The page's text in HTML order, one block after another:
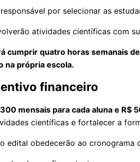
por selecionar as
atividades científicas com
cumprir quatro horas semanais
na própria escola.
financeiro
mensais para cada aluna e R$
científicas e fortalecer a
edital obedecerão ao